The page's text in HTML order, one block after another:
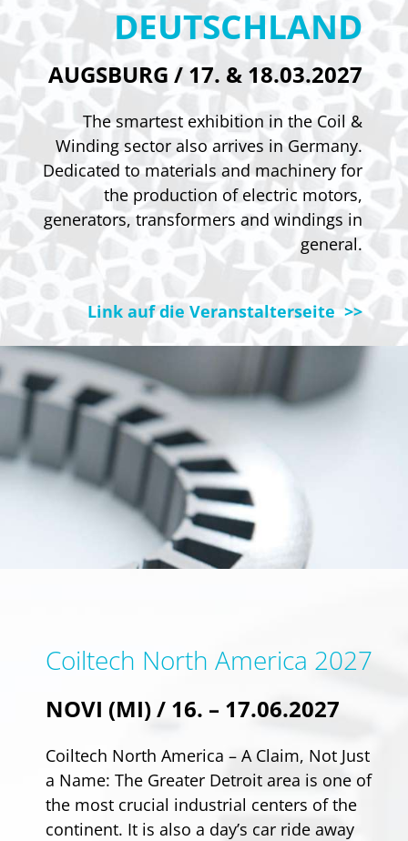
DEUTSCHLAND
AUGSBURG / 17. & 18.03.2027
The smartest exhibition in the Coil &
Winding sector also arrives in Germany.
Dedicated to materials and machinery for
the production of electric motors,
generators, transformers and windings in
general.
Link auf die Veranstalterseite >>
Coiltech North America 2027
NOVI (MI) / 16. – 17.06.2027
Coiltech North America – A Claim, Not Just
a Name: The Greater Detroit area is one of
the most crucial industrial centers of the
continent. It is also a day’s car ride away